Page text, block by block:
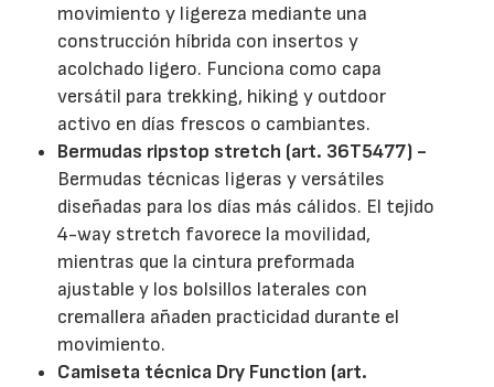
movimiento y ligereza mediante una
construcción híbrida con insertos y
acolchado ligero. Funciona como capa
versátil para trekking, hiking y outdoor
activo en días frescos o cambiantes.
Bermudas ripstop stretch (art. 36T5477) -
Bermudas técnicas ligeras y versátiles
diseñadas para los días más cálidos. El tejido
4-way stretch favorece la movilidad,
mientras que la cintura preformada
ajustable y los bolsillos laterales con
cremallera añaden practicidad durante el
movimiento.
Camiseta técnica Dry Function (art.